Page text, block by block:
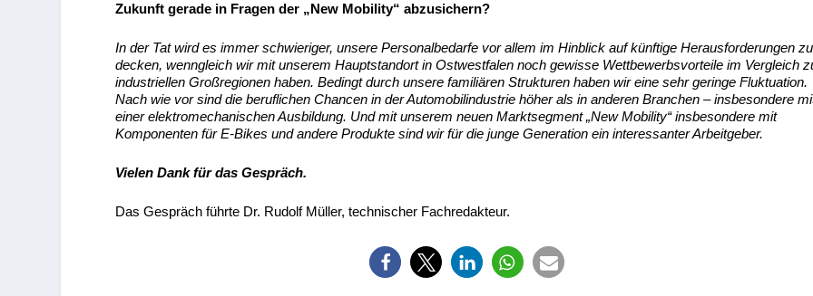
Zukunft gerade in Fragen der „New Mobility“ abzusichern?
In der Tat wird es immer schwieriger, unsere Personalbedarfe vor allem im Hinblick auf künftige Herausforderungen zu
decken, wenngleich wir mit unserem Hauptstandort in Ostwestfalen noch gewisse Wettbewerbsvorteile im Vergleich
industriellen Großregionen haben. Bedingt durch unsere familiären Strukturen haben wir eine sehr geringe Fluktuation.
Nach wie vor sind die beruflichen Chancen in der Automobilindustrie höher als in anderen Branchen – insbesondere
einer elektromechanischen Ausbildung. Und mit unserem neuen Marktsegment „New Mobility“ insbesondere mit
Komponenten für E-Bikes und andere Produkte sind wir für die junge Generation ein interessanter Arbeitgeber.
Vielen Dank für das Gespräch.
Das Gespräch führte Dr. Rudolf Müller, technischer Fachredakteur.